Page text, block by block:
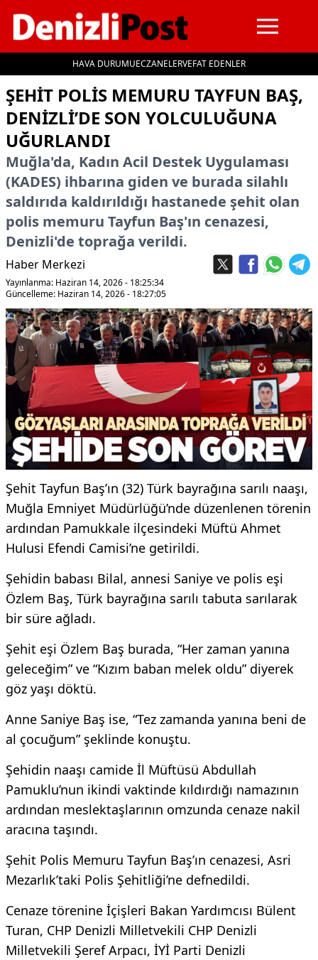
HAVA DURUMUECZANELERVEFAT EDENLER
İçeriğe geç
ŞEHIT POLIS MEMURU TAYFUN BAŞ,
DENIZLI’DE SON YOLCULUĞUNA
UĞURLANDI
Muğla'da, Kadın Acil Destek Uygulaması
(KADES) ihbarına giden ve burada silahlı
saldırıda kaldırıldığı hastanede şehit olan
polis memuru Tayfun Baş'ın cenazesi,
Denizli'de toprağa verildi.
Haber Merkezi
Yayınlanma: Haziran 14, 2026 - 18:25:34
Güncelleme: Haziran 14, 2026 - 18:27:05
Şehit Tayfun Baş’ın (32) Türk bayrağına sarılı naaşı,
Muğla Emniyet Müdürlüğü’nde düzenlenen törenin
ardından Pamukkale ilçesindeki Müftü Ahmet
Hulusi Efendi Camisi’ne getirildi.
Şehidin babası Bilal, annesi Saniye ve polis eşi
Özlem Baş, Türk bayrağına sarılı tabuta sarılarak
bir süre ağladı.
Şehit eşi Özlem Baş burada, “Her zaman yanına
geleceğim” ve “Kızım baban melek oldu” diyerek
göz yaşı döktü.
Anne Saniye Baş ise, “Tez zamanda yanına beni de
al çocuğum” şeklinde konuştu.
Şehidin naaşı camide İl Müftüsü Abdullah
Pamuklu’nun ikindi vaktinde kıldırdığı namazının
ardından meslektaşlarının omzunda cenaze nakil
aracına taşındı.
Şehit Polis Memuru Tayfun Baş’ın cenazesi, Asri
Mezarlık’taki Polis Şehitliği’ne defnedildi.
Cenaze törenine İçişleri Bakan Yardımcısı Bülent
Turan, CHP Denizli Milletvekili CHP Denizli
Milletvekili Şeref Arpacı, İYİ Parti Denizli